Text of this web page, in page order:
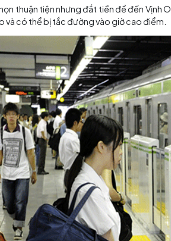
Nghĩa và giá trị biểu tượng của
ngầm
là phương tiện giao thông công
đường sắt Tokyo để đến Vịnh
ra Vịnh Tokyo.
là một lựa chọn phổ biến cho du
từ các khu vực khác của Tokyo.
chọn thuận tiện nhưng đắt tiền
cao và có thể bị tắc đường vào giờ